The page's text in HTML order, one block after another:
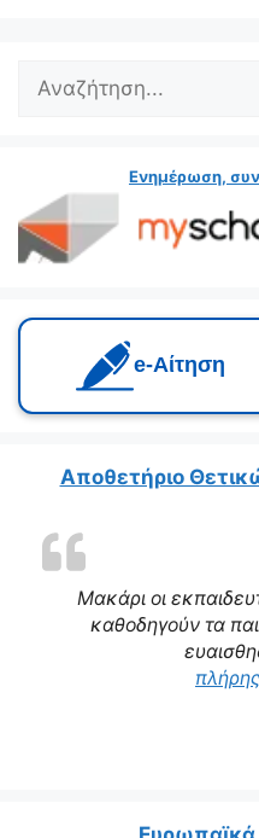
Ενημέρωση,
e‑Αίτηση
Μακάρι οι
καθοδηγούν τα
Αποθετήριο